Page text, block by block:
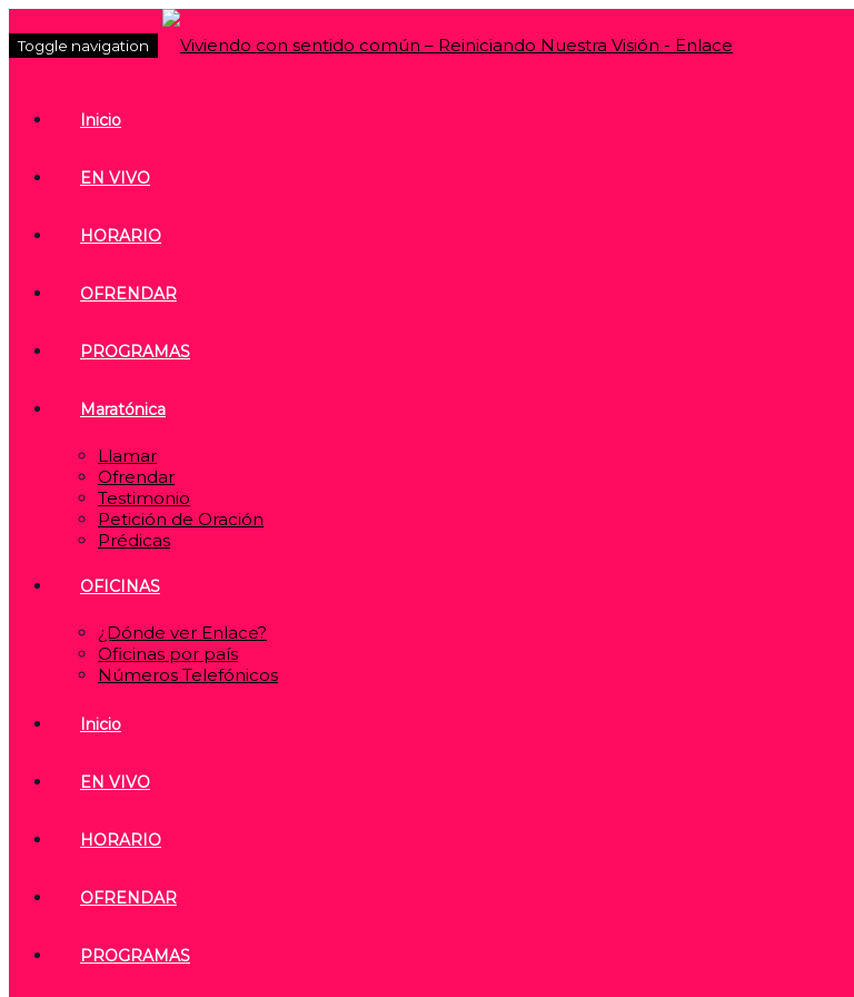
Toggle navigation
Inicio
EN VIVO
HORARIO
OFRENDAR
PROGRAMAS
Maratónica
Llamar
Ofrendar
Testimonio
Petición de Oración
Prédicas
OFICINAS
¿Dónde ver Enlace?
Oficinas por país
Números Telefónicos
Inicio
EN VIVO
HORARIO
OFRENDAR
PROGRAMAS